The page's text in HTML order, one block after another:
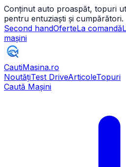
Conținut auto proaspăt, topuri
pentru entuziaști și cumpărători.
Second handOferteLa comandă
mașini
CautiMasina.ro
NoutățiTest DriveArticoleTopuri
Caută Mașini